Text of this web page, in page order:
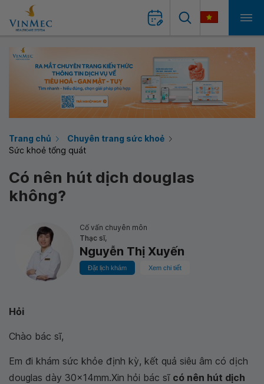
Trang chủ
Chuyên trang sức khoẻ
Sức khoẻ tổng quát
Có nên hút dịch douglas
không?
Cố vấn chuyên môn
Thạc sĩ,
Nguyễn Thị Xuyến
Đặt lịch khám Xem chi tiết
Hỏi
Chào bác sĩ,
Em đi khám sức khỏe định kỳ, kết quả siêu âm có dịch
douglas dày 30x14mm.Xin hỏi bác sĩ có nên hút dịch